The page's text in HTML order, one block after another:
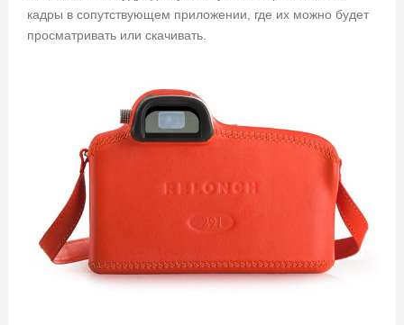
кадры в сопутствующем приложении, где их можно будет
просматривать или скачивать.